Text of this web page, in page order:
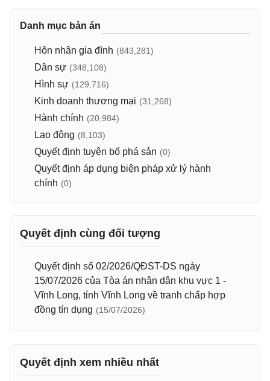
Danh mục bản án
Hôn nhân gia đình (843,281)
Dân sự (348,108)
Hình sự (129,716)
Kinh doanh thương mại (31,268)
Hành chính (20,984)
Lao động (8,103)
Quyết định tuyên bố phá sản (0)
Quyết định áp dụng biện pháp xử lý hành
chính (0)
Quyết định cùng đối tượng
Quyết định số 02/2026/QĐST-DS ngày
15/07/2026 của Tòa án nhân dân khu vực 1 -
Vĩnh Long, tỉnh Vĩnh Long về tranh chấp hợp
đồng tín dụng (15/07/2026)
Quyết định xem nhiều nhất